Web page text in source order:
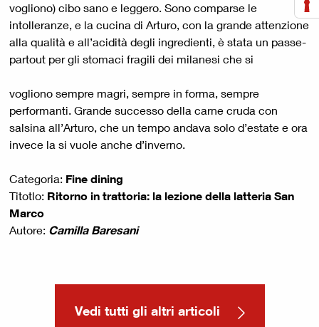
vogliono) cibo sano e leggero. Sono comparse le
intolleranze, e la cucina di Arturo, con la grande attenzione
alla qualità e all’acidità degli ingredienti, è stata un passe-
partout per gli stomaci fragili dei milanesi che si
vogliono sempre magri, sempre in forma, sempre
performanti. Grande successo della carne cruda con
salsina all’Arturo, che un tempo andava solo d’estate e ora
invece la si vuole anche d’inverno.
Categoria: Fine dining
Titotlo: Ritorno in trattoria: la lezione della latteria San
Marco
Autore: Camilla Baresani
Vedi tutti gli altri articoli